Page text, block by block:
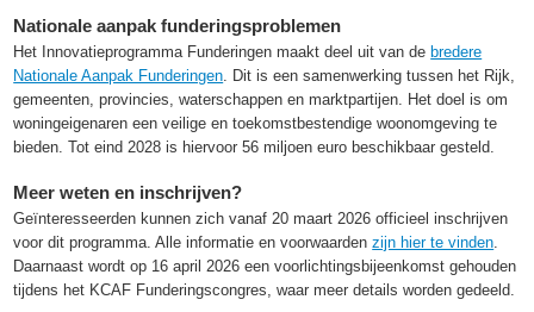
Nationale aanpak funderingsproblemen
Het Innovatieprogramma Funderingen maakt deel uit van de bredere
Nationale Aanpak Funderingen. Dit is een samenwerking tussen het Rijk,
gemeenten, provincies, waterschappen en marktpartijen. Het doel is om
woningeigenaren een veilige en toekomstbestendige woonomgeving te
bieden. Tot eind 2028 is hiervoor 56 miljoen euro beschikbaar gesteld.
Meer weten en inschrijven?
Geïnteresseerden kunnen zich vanaf 20 maart 2026 officieel inschrijven
voor dit programma. Alle informatie en voorwaardenzijn hier te vinden.
Daarnaast wordt op 16 april 2026 een voorlichtingsbijeenkomst gehouden
tijdens het KCAF Funderingscongres, waar meer details worden gedeeld.